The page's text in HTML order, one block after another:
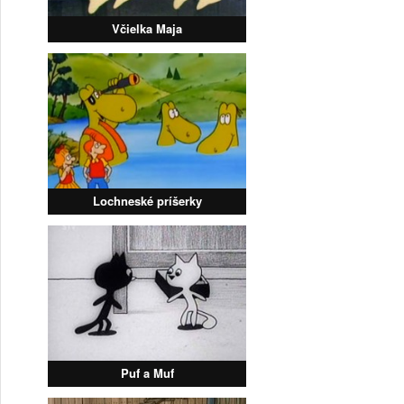
Včielka Maja
Lochneské príšerky
Puf a Muf